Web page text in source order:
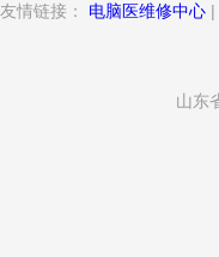
友情链接：
电脑医维修中心 |
山东